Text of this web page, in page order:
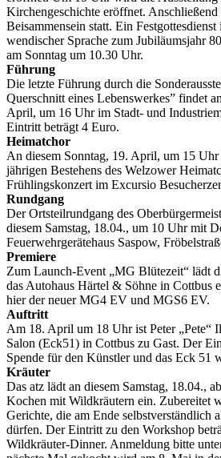
Kirchengeschichte eröffnet.
Beisammensein statt. Ein Festgottesdienst
wendischer Sprache zum Jubiläumsjahr
am Sonntag um 10.30 Uhr.
Führung
Die letzte Führung durch die
Querschnitt eines Lebenswerkes” findet
April, um 16 Uhr im Stadt- und
Eintritt beträgt 4 Euro.
Heimatchor
An diesem Sonntag, 19. April, um 15
jährigen Bestehens des Welzower
Frühlingskonzert im Excursio
Rundgang
Der Ortsteilrundgang des
diesem Samstag, 18.04., um 10 Uhr mit
Feuerwehrgerätehaus Saspow,
Premiere
Zum Launch-Event „MG Blütezeit“ lädt
das Autohaus Härtel & Söhne in Cottbus
hier der neuer MG4 EV und MGS6 EV.
Auftritt
Am 18. April um 18 Uhr ist Peter „Pete“
Salon (Eck51) in Cottbus zu Gast. Der
Spende für den Künstler und das Eck 51
Kräuter
Das atz lädt an diesem Samstag, 18.04.,
Kochen mit Wildkräutern ein. Zubereitet
Gerichte, die am Ende selbstverständlich
dürfen. Der Eintritt zu den Workshop
Wildkräuter-Dinner. Anmeldung bitte